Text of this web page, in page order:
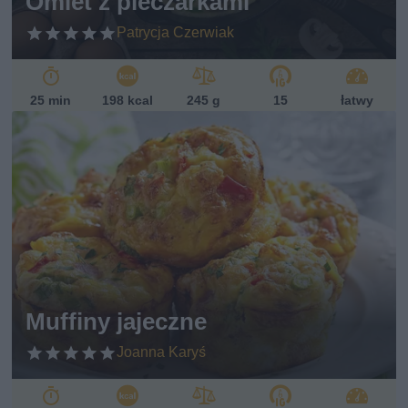
Patrycja Czerwiak
25 min 198 kcal 245 g 15 łatwy
Muffiny jajeczne
Joanna Karyś